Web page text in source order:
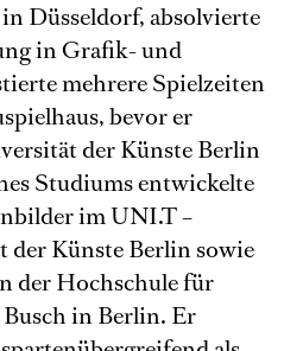
Düsseldorf, absolvierte
in Grafik- und
mehrere Spielzeiten
bevor er
der Künste Berlin
Studiums entwickelte
im UNI.T –
Künste Berlin sowie
der Hochschule für
in Berlin. Er